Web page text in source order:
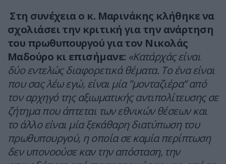
Στη συνέχεια ο κ. Μαρινάκης κλήθηκε να
σχολιάσει την κριτική για την ανάρτηση
του πρωθυπουργού για τον Νικολάς
Μαδούρο κι επισήμανε: «Κατ΄αρχάς είναι
δύο εντελώς διαφορετικά θέματα. Το ένα είναι
που σας λέω εγώ, είναι μία ”μονταζιέρα” από
τον αρχηγό της αξιωματικής αντιπολίτευσης σε
ζήτημα που άπτεται των εθνικών θέσεων και
το άλλο είναι μία ξεκάθαρη διατύπωση του
πρωθυπουργού, η οποία σε καμία περίπτωση
δεν υπονοούσε καν την απόσταση, την